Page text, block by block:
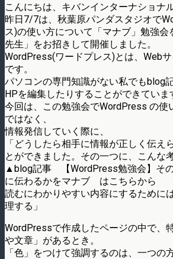
こんにちは、キバンインターナショナ
昨日7/7は、秋葉原パンダスタジオで
ス)の使い方について「マナブ」勉強会
先生」をお招きして開催しました。
WordPress(ワードプレス)とは、Web
です。
パソコンの専門知識がない私でもblog
HPを編集したりすることができていま
今回は、この勉強会でWordPress の使
ではなく、
情報発信していく際に、
「どうしたら相手に情報が正しく伝え
とができました。その一つに、こんな
▲blog記事 【WordPress勉強会】そ
に伝わるかをマナブ はこちらから
読むにわかりやすい内容にするために
理する」
WordPressで作成したページの中で、
や文章」があるとき。
「色」をつけて強調するのは、一つの